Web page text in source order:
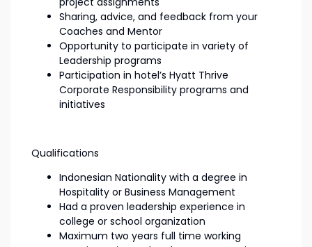
Sharing, advice, and feedback from your
Coaches and Mentor
Opportunity to participate in variety of
Leadership programs
Participation in hotel’s Hyatt Thrive
Corporate Responsibility programs and
initiatives
Qualifications
Indonesian Nationality with a degree in
Hospitality or Business Management
Had a proven leadership experience in
college or school organization
Maximum two years full time working